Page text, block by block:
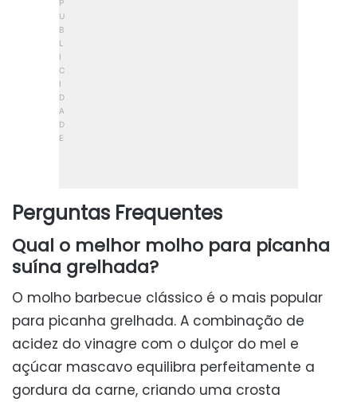
Perguntas Frequentes
Qual o melhor molho para picanha
suína grelhada?
O molho barbecue clássico é o mais popular
para picanha grelhada. A combinação de
acidez do vinagre com o dulçor do mel e
açúcar mascavo equilibra perfeitamente a
gordura da carne, criando uma crosta